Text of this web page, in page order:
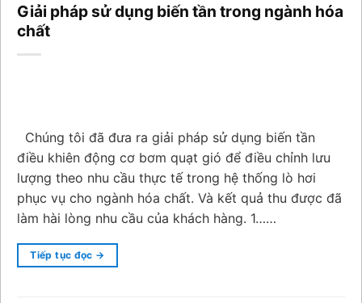
Giải pháp sử dụng biến tần trong ngành hóa
chất
Chúng tôi đã đưa ra giải pháp sử dụng biến tần
điều khiên động cơ bơm quạt gió để điều chỉnh lưu
lượng theo nhu cầu thực tế trong hệ thống lò hơi
phục vụ cho ngành hóa chất. Và kết quả thu được đã
làm hài lòng nhu cầu của khách hàng. 1……
Tiếp tục đọc →